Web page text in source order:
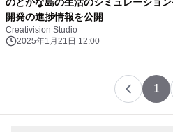
開発の進捗情報を公開
Creativision Studio
2025年1月21日 12:00
1